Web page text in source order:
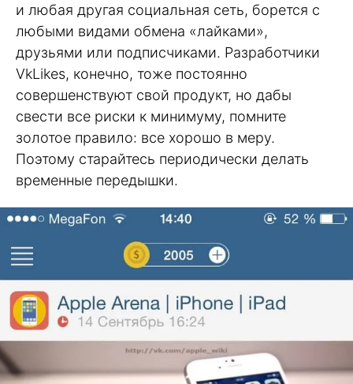
и любая другая социальная сеть, борется с
любыми видами обмена «лайками»,
друзьями или подписчиками. Разработчики
VkLikes, конечно, тоже постоянно
совершенствуют свой продукт, но дабы
свести все риски к минимуму, помните
золотое правило: все хорошо в меру.
Поэтому старайтесь периодически делать
временные передышки.